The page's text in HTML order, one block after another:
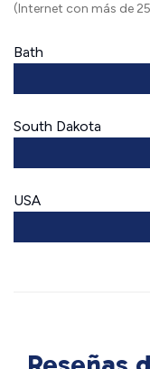
(Internet con más de
Bath
South Dakota
USA